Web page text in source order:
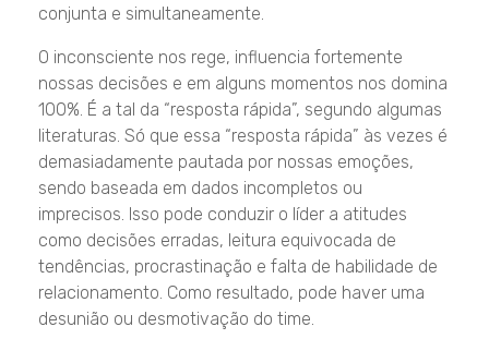
conjunta e simultaneamente.
O inconsciente nos rege, influencia fortemente
nossas decisões e em alguns momentos nos domina
100%. É a tal da “resposta rápida”, segundo algumas
literaturas. Só que essa “resposta rápida” às vezes é
demasiadamente pautada por nossas emoções,
sendo baseada em dados incompletos ou
imprecisos. Isso pode conduzir o líder a atitudes
como decisões erradas, leitura equivocada de
tendências, procrastinação e falta de habilidade de
relacionamento. Como resultado, pode haver uma
desunião ou desmotivação do time.